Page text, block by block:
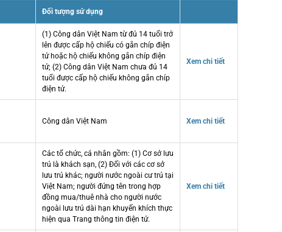
Đối tượng sử dụng
(1) Công dân Việt Nam từ đủ 14 tuổi trở
lên được cấp hộ chiếu có gắn chíp điện
tử hoặc hộ chiếu không gắn chíp điện
tử; (2) Công dân Việt Nam chưa đủ 14
tuổi được cấp hộ chiếu không gắn chíp
điện tử.
Xem chi tiết
Công dân Việt Nam Xem chi tiết
Các tổ chức, cá nhân gồm: (1) Cơ sở lưu
trú là khách sạn, (2) Đối với các cơ sở
lưu trú khác; người nước ngoài cư trú tại
Việt Nam; người đứng tên trong hợp
đồng mua/thuê nhà cho người nước
ngoài lưu trú dài hạn khuyến khích thực
hiện qua Trang thông tin điện tử.
Xem chi tiết